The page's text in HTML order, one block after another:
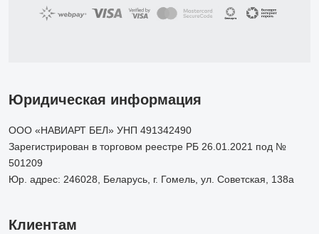
Юридическая информация
ООО «НАВИАРТ БЕЛ» УНП 491342490
Зарегистрирован в торговом реестре РБ 26.01.2021 под №
501209
Юр. адрес: 246028, Беларусь, г. Гомель, ул. Советская, 138а
Клиентам